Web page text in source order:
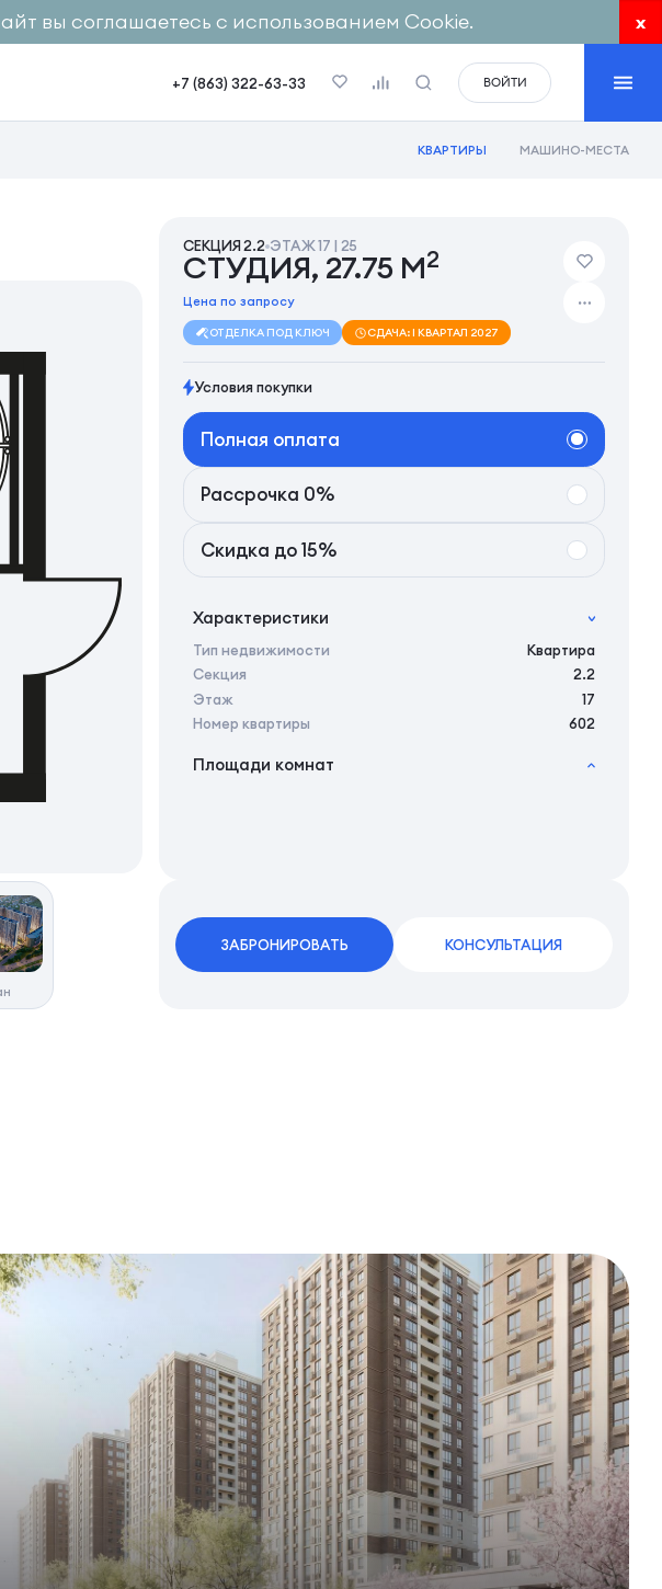
вы соглашаетесь с использованием Cookie. x
+7 (863) 322-63-33 ВОЙТИ
КВАРТИРЫ МАШИНО-МЕСТА
СЕКЦИЯ 2.2 ЭТАЖ 17 | 25
СТУДИЯ, 27.75 М2
Цена по запросу
ОТДЕЛКА ПОД КЛЮЧ СДАЧА: I КВАРТАЛ 2027
Условия покупки
Полная оплата
Рассрочка 0%
Скидка до 15%
Характеристики
Тип недвижимости
Квартира
Секция
2.2
Этаж
17
Номер квартиры
602
Площади комнат
ЗАБРОНИРОВАТЬ КОНСУЛЬТАЦИЯ